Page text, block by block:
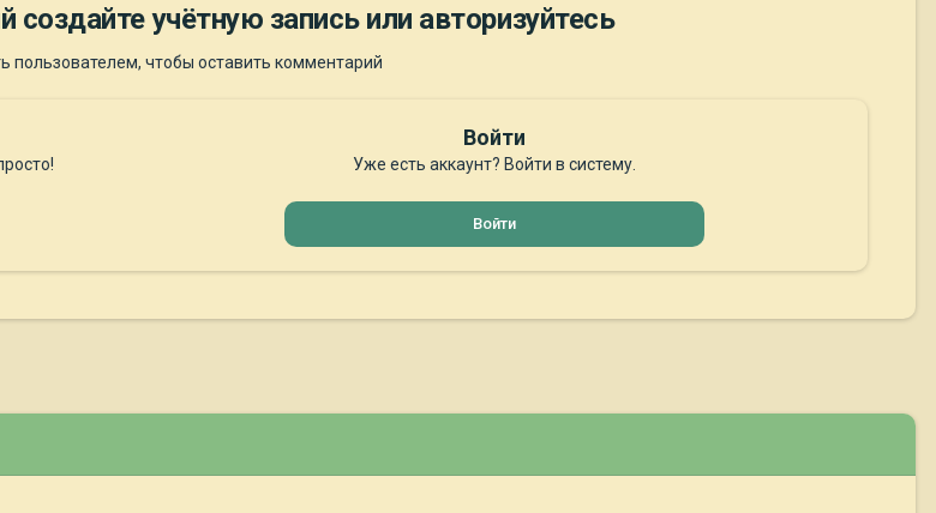
учётную запись или авторизуйтесь
пользователем, чтобы оставить комментарий
Войти
Уже есть аккаунт? Войти в систему.
Войти